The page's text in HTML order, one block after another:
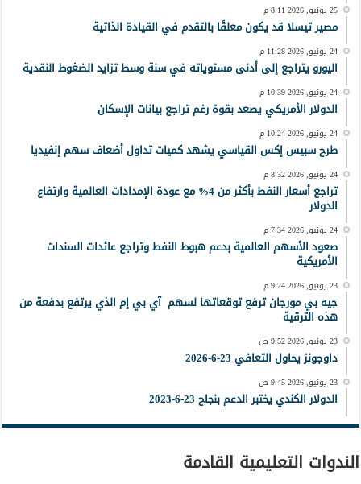
25 يونيو, 2026 8:11 م
مصير تيسلا قد يكون معلقًا بالتقدم في القيادة الذاتية
24 يونيو, 2026 11:28 م
اليورو يتراجع إلى أدنى مستوياته في سنة وسط تزايد الضغوط النقدية
24 يونيو, 2026 10:39 م
الدولار الأمريكي يصعد بقوة رغم تراجع بيانات الإسكان
24 يونيو, 2026 10:24 م
طرح سبيس إكس القياسي يشهد كميات تداول أضعاف سهم إنفيديا
24 يونيو, 2026 8:32 م
تراجع أسعار النفط بأكثر من 4% مع عودة الإمدادات العالمية وارتفاع
الدولار
24 يونيو, 2026 7:34 م
صعود الأسهم العالمية بدعم هبوط النفط وتراجع عائدات السندات
الأمريكية
23 يونيو, 2026 9:24 م
جيه بي مورجان ترفع توقعاتها لسهم آي بي إم الذي يرتفع بدفعة من
هذه الترقية
23 يونيو, 2026 9:52 ص
داوجونز يحاول التعافي 23-6-2026
23 يونيو, 2026 9:45 ص
الدولار الكندي يختبر الدعم بنجاح 23-6-2023
الندوات التعليمية القادمة